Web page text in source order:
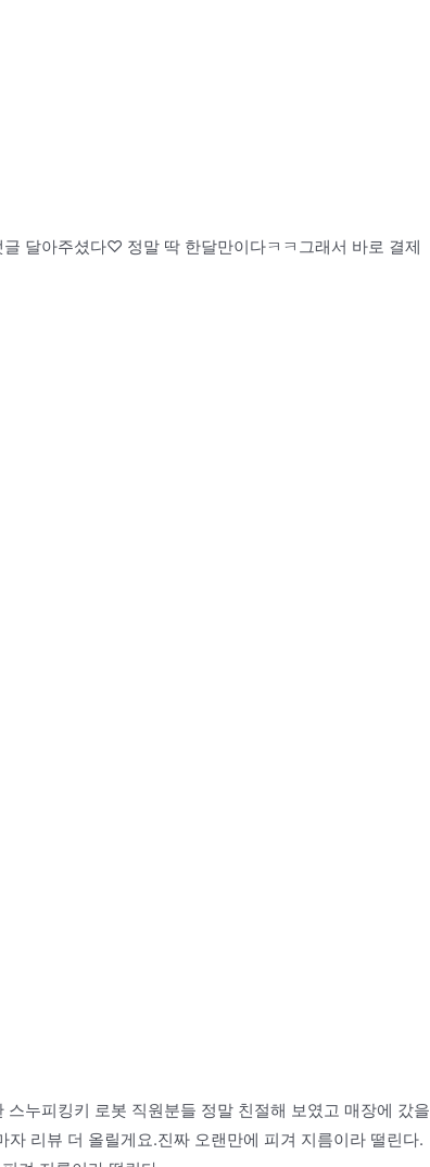
달아주셨다♡ 정말 딱 한달만이다ㅋㅋ그래서 바로 결제
누피킹키 로봇 직원분들 정말 친절해 보였고 매장에 갔을
리뷰 더 올릴게요.진짜 오랜만에 피겨 지름이라 떨린다.